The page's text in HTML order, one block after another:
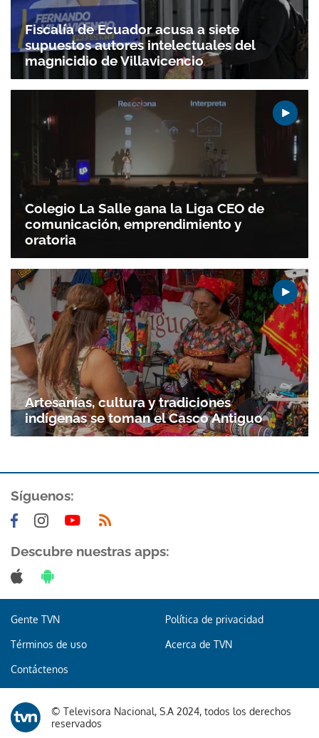
Fiscalía de Ecuador acusa a siete
supuestos autores intelectuales del
magnicidio de Villavicencio
Colegio La Salle gana la Liga CEO de
comunicación, emprendimiento y
oratoria
Artesanías, cultura y tradiciones
indígenas se toman el Casco Antiguo
Síguenos:
Descubre nuestras apps:
Gente TVN Política de privacidad
Términos de uso Acerca de TVN
Contáctenos
© Televisora Nacional, S.A 2024, todos los derechos
reservados